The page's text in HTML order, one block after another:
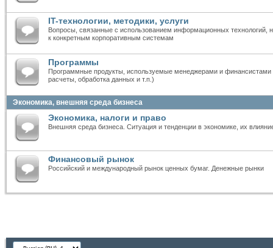
IT-технологии, методики, услуги
Вопросы, связанные с использованием информационных технологий,
к конкретным корпоративным системам
Программы
Программные продукты, используемые менеджерами и финансистами
расчеты, обработка данных и т.п.)
Экономика, внешняя среда бизнеса
Экономика, налоги и право
Внешняя среда бизнеса. Ситуация и тенденции в экономике, их
Финансовый рынок
Российский и международный рынок ценных бумаг. Денежные рынки